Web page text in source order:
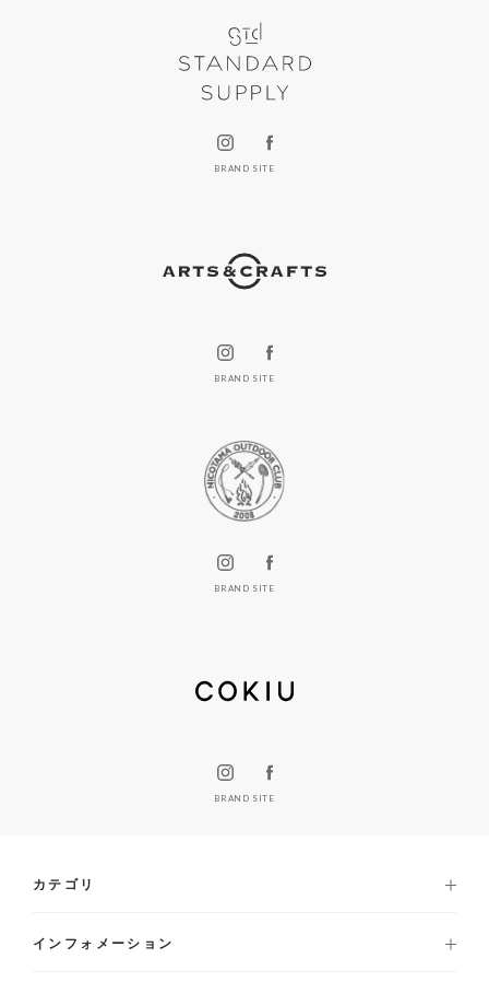
BRAND SITE
BRAND SITE
BRAND SITE
BRAND SITE
カテゴリ
インフォメーション